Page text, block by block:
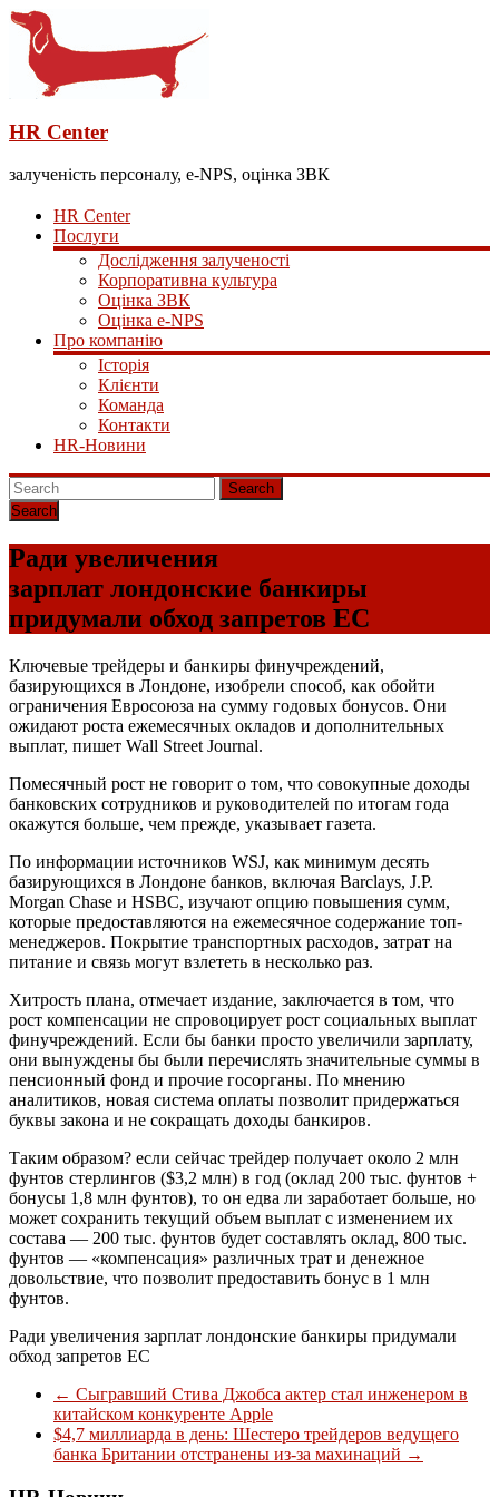
HR Center
залученість персоналу, e-NPS, оцінка ЗВК
HR Center
Послуги
Дослідження залученості
Корпоративна культура
Оцінка ЗВК
Оцінка e-NPS
Про компанію
Історія
Клієнти
Команда
Контакти
HR-Новини
Search
Ради увеличения
зарплат лондонские банкиры
придумали обход запретов ЕС
Ключевые трейдеры и банкиры финучреждений,
базирующихся в Лондоне, изобрели способ, как обойти
ограничения Евросоюза на сумму годовых бонусов. Они
ожидают роста ежемесячных окладов и дополнительных
выплат, пишет Wall Street Journal.
Помесячный рост не говорит о том, что совокупные доходы
банковских сотрудников и руководителей по итогам года
окажутся больше, чем прежде, указывает газета.
По информации источников WSJ, как минимум десять
базирующихся в Лондоне банков, включая Barclays, J.P.
Morgan Chase и HSBC, изучают опцию повышения сумм,
которые предоставляются на ежемесячное содержание топ-
менеджеров. Покрытие транспортных расходов, затрат на
питание и связь могут взлететь в несколько раз.
Хитрость плана, отмечает издание, заключается в том, что
рост компенсации не спровоцирует рост социальных выплат
финучреждений. Если бы банки просто увеличили зарплату,
они вынуждены бы были перечислять значительные суммы в
пенсионный фонд и прочие госорганы. По мнению
аналитиков, новая система оплаты позволит придержаться
буквы закона и не сокращать доходы банкиров.
Таким образом? если сейчас трейдер получает около 2 млн
фунтов стерлингов ($3,2 млн) в год (оклад 200 тыс. фунтов +
бонусы 1,8 млн фунтов), то он едва ли заработает больше, но
может сохранить текущий объем выплат с изменением их
состава — 200 тыс. фунтов будет составлять оклад, 800 тыс.
фунтов — «компенсация» различных трат и денежное
довольствие, что позволит предоставить бонус в 1 млн
фунтов.
Ради увеличения зарплат лондонские банкиры придумали
обход запретов ЕС
← Сыгравший Стива Джобса актер стал инженером в
китайском конкуренте Apple
$4,7 миллиарда в день: Шестеро трейдеров ведущего
банка Британии отстранены из-за махинаций →